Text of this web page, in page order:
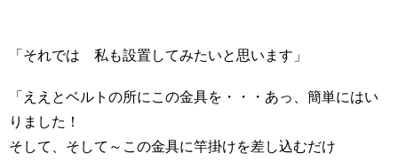
「それでは 私も設置してみたいと思います」
「ええとベルトの所にこの金具を・・・あっ、簡単にはい
りました！
そして、そして～この金具に竿掛けを差し込むだけ